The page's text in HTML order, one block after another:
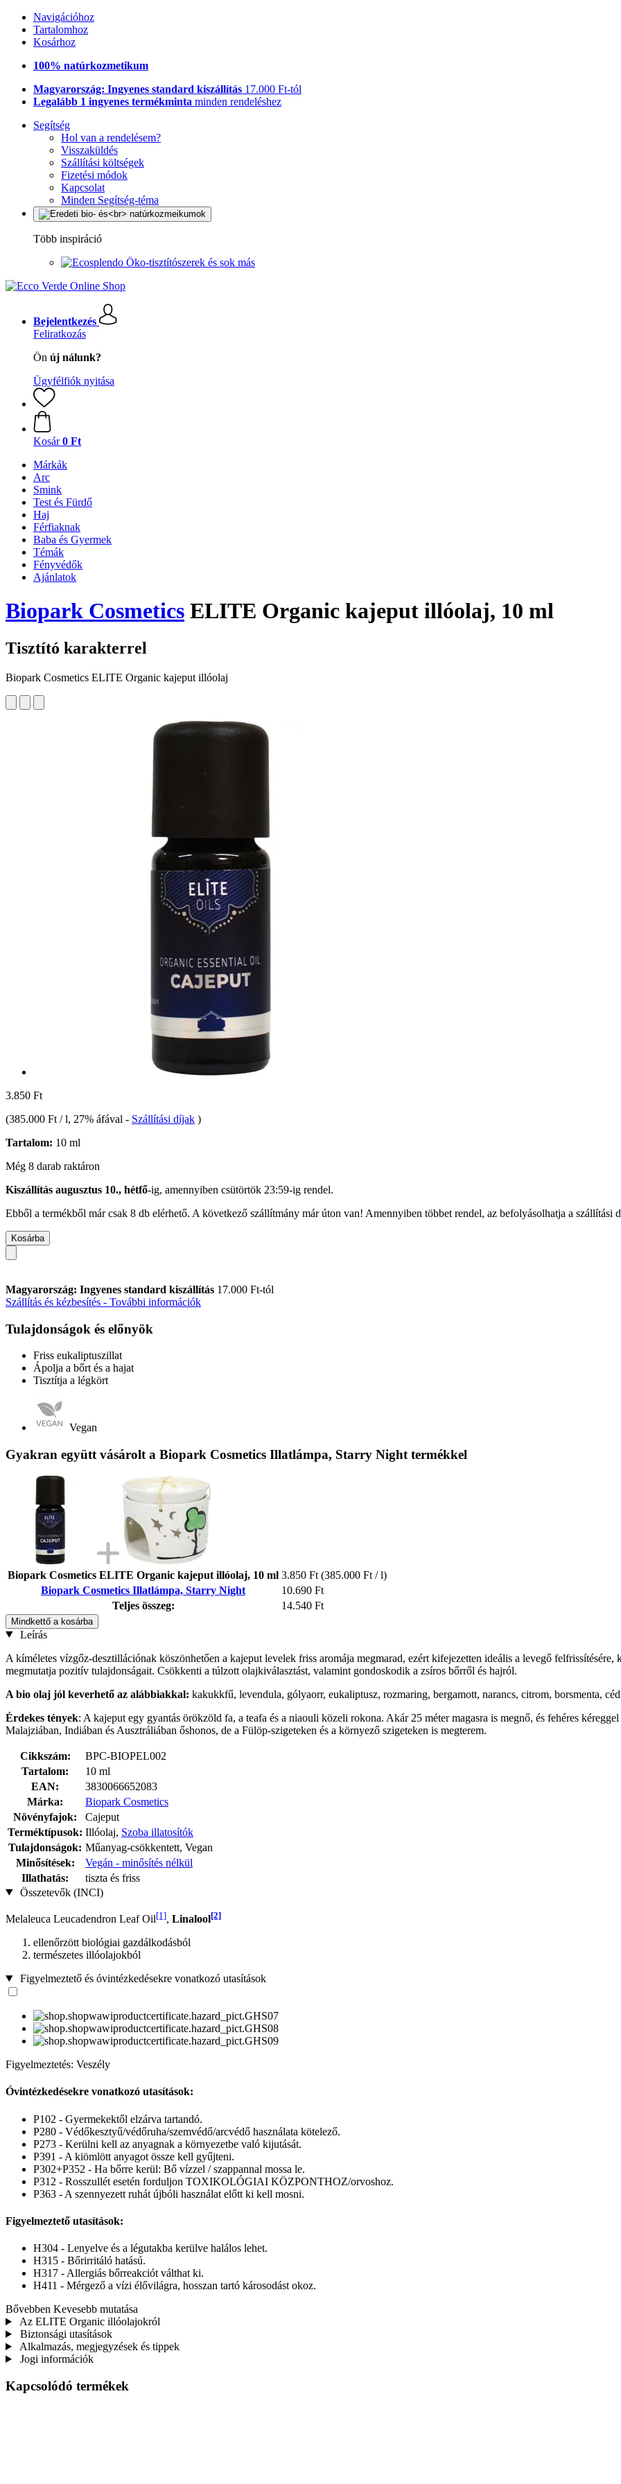
Navigációhoz
Tartalomhoz
Kosárhoz
100% natúrkozmetikum
Magyarország: Ingyenes standard kiszállítás 17.000 Ft-tól
Legalább 1 ingyenes termékminta minden rendeléshez
Segítség
Hol van a rendelésem?
Visszaküldés
Szállítási költségek
Fizetési módok
Kapcsolat
Minden Segítség-téma
Több inspiráció
Öko-tisztítószerek és sok más
Bejelentkezés
Feliratkozás
Ön új nálunk?
Ügyfélfiók nyitása
Kosár 0 Ft
Márkák
Arc
Smink
Test és Fürdő
Haj
Férfiaknak
Baba és Gyermek
Témák
Fényvédők
Ajánlatok
Biopark Cosmetics ELITE Organic kajeput illóolaj, 10 ml
Tisztító karakterrel
Biopark Cosmetics ELITE Organic kajeput illóolaj
3.850 Ft
(385.000 Ft / l, 27% áfával - Szállítási díjak )
Tartalom: 10 ml
Még 8 darab raktáron
Kiszállítás augusztus 10., hétfő-ig, amennyiben csütörtök 23:59-ig rendel.
Ebből a termékből már csak 8 db elérhető. A következő szállítmány már úton van! Amennyiben többet rendel, az befolyásolhatja a szállítási
Kosárba
Magyarország: Ingyenes standard kiszállítás 17.000 Ft-tól
Szállítás és kézbesítés - További információk
Tulajdonságok és előnyök
Friss eukaliptuszillat
Ápolja a bőrt és a hajat
Tisztítja a légkört
Vegan
Gyakran együtt vásárolt a Biopark Cosmetics Illatlámpa, Starry Night termékkel
Biopark Cosmetics ELITE Organic kajeput illóolaj, 10 ml 3.850 Ft (385.000 Ft / l)
Biopark Cosmetics Illatlámpa, Starry Night
10.690 Ft
Teljes összeg:
14.540 Ft
Mindkettő a kosárba
Leírás
A kíméletes vízgőz-desztillációnak köszönhetően a kajeput levelek friss aromája megmarad, ezért kifejezetten ideális a levegő
megmutatja pozitív tulajdonságait. Csökkenti a túlzott olajkiválasztást, valamint gondoskodik a zsíros bőrről és hajról.
A bio olaj jól keverhető az alábbiakkal: kakukkfű, levendula, gólyaorr, eukaliptusz, rozmaring, bergamott, narancs, citrom, borsmenta,
Érdekes tények: A kajeput egy gyantás örökzöld fa, a teafa és a niaouli közeli rokona. Akár 25 méter magasra is megnő, és fehéres
Malajziában, Indiában és Ausztráliában őshonos, de a Fülöp-szigeteken és a környező szigeteken is megterem.
Cikkszám:
BPC-BIOPEL002
Tartalom:
10 ml
EAN:
3830066652083
Márka:
Biopark Cosmetics
Növényfajok:
Cajeput
Terméktípusok: Illóolaj, Szoba illatosítók
Tulajdonságok: Műanyag-csökkentett, Vegan
Minősítések:
Vegán - minősítés nélkül
Illathatás:
tiszta és friss
Összetevők (INCI)
Melaleuca Leucadendron Leaf Oil[1], Linalool[2]
ellenőrzött biológiai gazdálkodásból
természetes illóolajokból
Figyelmeztető és óvintézkedésekre vonatkozó utasítások
Figyelmeztetés: Veszély
Óvintézkedésekre vonatkozó utasítások:
P102 - Gyermekektől elzárva tartandó.
P280 - Védőkesztyű/védőruha/szemvédő/arcvédő használata kötelező.
P273 - Kerülni kell az anyagnak a környezetbe való kijutását.
P391 - A kiömlött anyagot össze kell gyűjteni.
P302+P352 - Ha bőrre kerül: Bő vízzel / szappannal mossa le.
P312 - Rosszullét esetén forduljon TOXIKOLÓGIAI KÖZPONTHOZ/orvoshoz.
P363 - A szennyezett ruhát újbóli használat előtt ki kell mosni.
Figyelmeztető utasítások:
H304 - Lenyelve és a légutakba kerülve halálos lehet.
H315 - Bőrirritáló hatású.
H317 - Allergiás bőrreakciót válthat ki.
H411 - Mérgező a vízi élővilágra, hosszan tartó károsodást okoz.
Bővebben Kevesebb mutatása
Az ELITE Organic illóolajokról
Biztonsági utasítások
Alkalmazás, megjegyzések és tippek
Jogi információk
Kapcsolódó termékek